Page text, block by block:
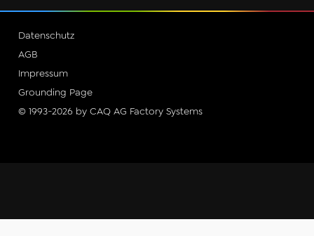
© 1993-2026 by CAQ AG Factory Systems
Grounding Page
Impressum
AGB
Datenschutz